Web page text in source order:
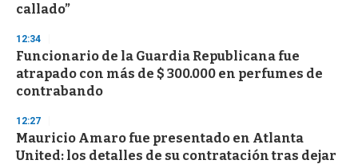
callado”
12:34
Funcionario de la Guardia Republicana fue
atrapado con más de $ 300.000 en perfumes de
contrabando
12:27
Mauricio Amaro fue presentado en Atlanta
United: los detalles de su contratación tras dejar